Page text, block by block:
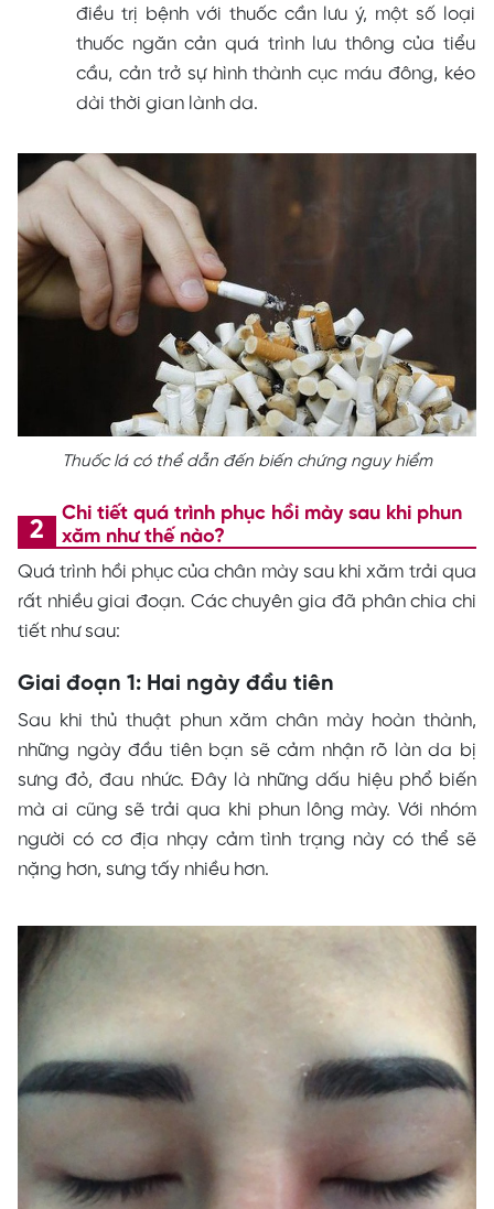
điều trị bệnh với thuốc cần lưu ý, một số loại
thuốc ngăn cản quá trình lưu thông của tiểu
cầu, cản trở sự hình thành cục máu đông, kéo
dài thời gian lành da.
Thuốc lá có thể dẫn đến biến chứng nguy hiểm
Chi tiết quá trình phục hồi mày sau khi phun
xăm như thế nào?
Quá trình hồi phục của chân mày sau khi xăm trải qua
rất nhiều giai đoạn. Các chuyên gia đã phân chia chi
tiết như sau:
Giai đoạn 1: Hai ngày đầu tiên
Sau khi thủ thuật phun xăm chân mày hoàn thành,
những ngày đầu tiên bạn sẽ cảm nhận rõ làn da bị
sưng đỏ, đau nhức. Đây là những dấu hiệu phổ biến
mà ai cũng sẽ trải qua khi phun lông mày. Với nhóm
người có cơ địa nhạy cảm tình trạng này có thể sẽ
nặng hơn, sưng tấy nhiều hơn.